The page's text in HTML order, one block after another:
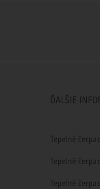
ĎALŠIE
Tepelné
Tepelné
Tepelné